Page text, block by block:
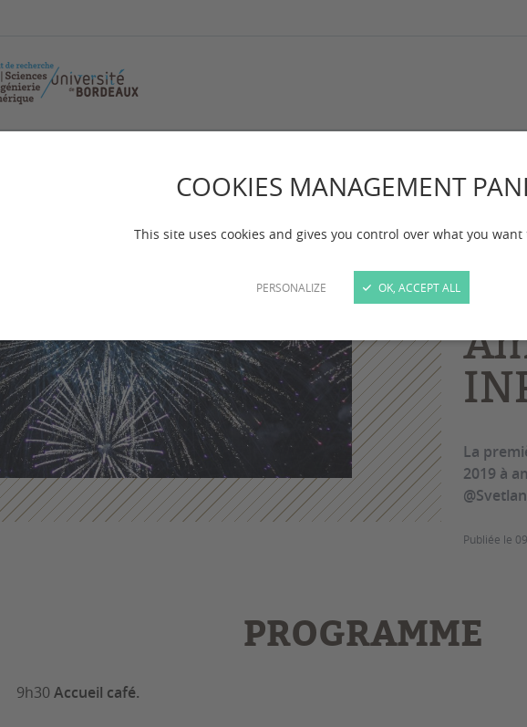
COOKIES MANAGEMENT
This site uses cookies and gives you control over what you want
PERSONALIZE OK, ACCEPT ALL9
La
2019 à
Publiée le
PROGRAMME
9h30 Accueil café.